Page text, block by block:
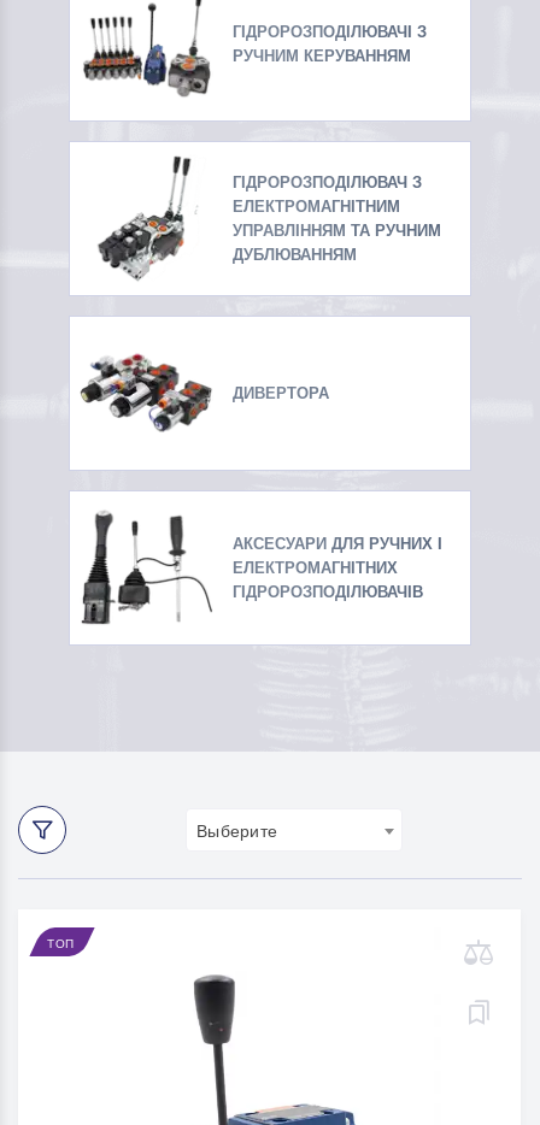
ГІДРОРОЗПОДІЛЮВАЧІ З
РУЧНИМ КЕРУВАННЯМ
ГІДРОРОЗПОДІЛЮВАЧ З
ЕЛЕКТРОМАГНІТНИМ
УПРАВЛІННЯМ ТА РУЧНИМ
ДУБЛЮВАННЯМ
ДИВЕРТОРА
АКСЕСУАРИ ДЛЯ РУЧНИХ І
ЕЛЕКТРОМАГНІТНИХ
ГІДРОРОЗПОДІЛЮВАЧІВ
Выберите
ТОП